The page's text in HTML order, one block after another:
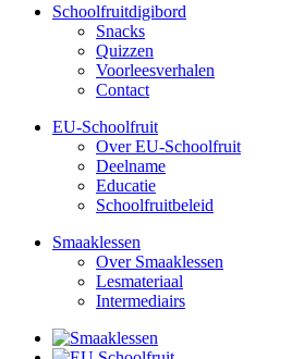
Schoolfruitdigibord
Snacks
Quizzen
Voorleesverhalen
Contact
EU-Schoolfruit
Over EU-Schoolfruit
Deelname
Educatie
Schoolfruitbeleid
Smaaklessen
Over Smaaklessen
Lesmateriaal
Intermediairs